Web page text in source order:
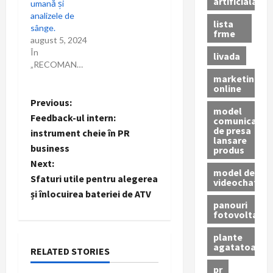
umană și
analizele de
sânge.
august 5, 2024
În
„RECOMANDARI”
P
o
s
t
v
Previous:
Feedback-ul intern:
instrument cheie în PR
business
Next:
Sfaturi utile pentru alegerea
și înlocuirea bateriei de ATV
RELATED STORIES
lista
frme
livada
marketing
online
model
comunicat
de presa
lansare
produs
model de
videochat
panouri
fotovoltaice
plante
agatatoare
pr